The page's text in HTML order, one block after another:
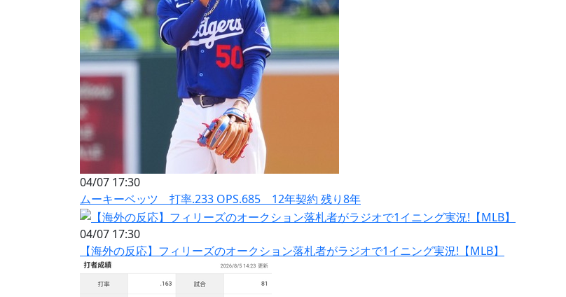
04/07 17:30
ムーキーベッツ 打率.233 OPS.685 12年契約 残り8年
04/07 17:30
【海外の反応】フィリーズのオークション落札者がラジオで1イニング実況!【MLB】